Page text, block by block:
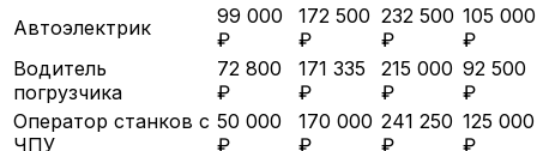
Автоэлектрик
99 000
₽
172 500
₽
232 500
₽
105 000
₽
Водитель
погрузчика
72 800
₽
171 335
₽
215 000
₽
92 500
₽
Оператор станков с
ЧПУ
50 000
₽
170 000
₽
241 250
₽
125 000
₽